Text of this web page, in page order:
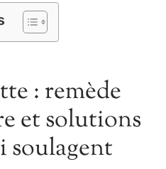
: remède
et solutions
soulagent